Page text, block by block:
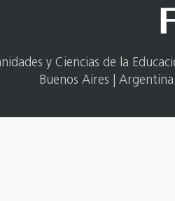
y Ciencias de la
Buenos Aires |